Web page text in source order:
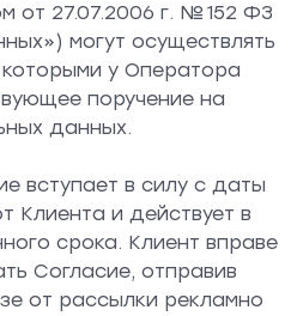
от 27.07.2006 г. № 152 ФЗ
могут осуществлять
у Оператора
поручение на
данных.
вступает в силу с даты
Клиента и действует в
срока. Клиент вправе
Согласие, отправив
от рассылки рекламно